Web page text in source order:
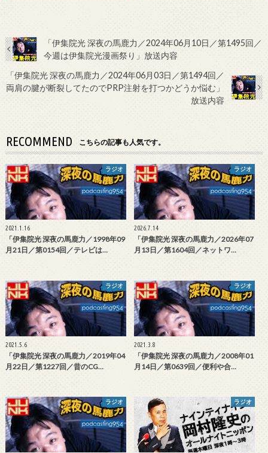
「伊集院光 深夜の馬鹿力／2024年06月10日／第1495回／
今週は伊集院光漫画祭り」放送内容
「伊集院光 深夜の馬鹿力／2024年06月03日／第1494回／
両肩の腱が断裂してたのでPRP注射を打つかどうか悩む」
放送内容
RECOMMEND こちらの記事も人気です。
ラジオ
2021.1.16
「伊集院光 深夜の馬鹿力／1998年09
月21日／第0154回／テレビは…
ラジオ
2026.7.14
「伊集院光 深夜の馬鹿力／2026年07
月13日／第1604回／ネットワ…
ラジオ
2021.5.6
「伊集院光 深夜の馬鹿力／2019年04
月22日／第1227回／昔のCG…
ラジオ
2021.3.8
「伊集院光 深夜の馬鹿力／2008年01
月14日／第0639回／便利や合…
ラジオ ラジオ